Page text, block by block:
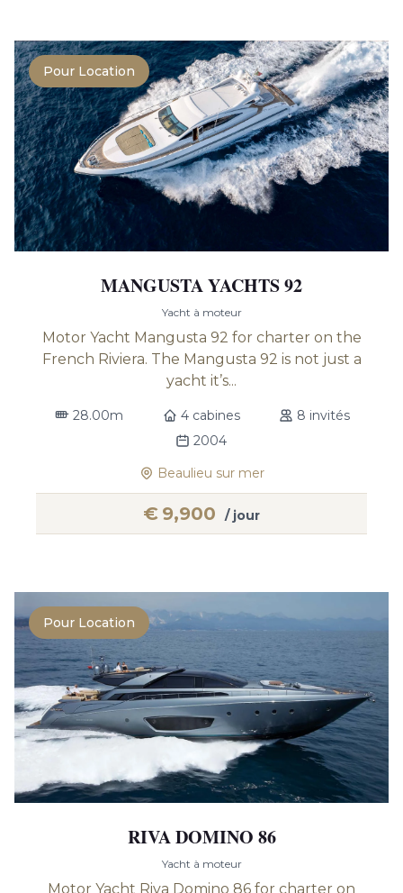
Pour Location
MANGUSTA YACHTS 92
Yacht à moteur
Motor Yacht Mangusta 92 for charter on the
French Riviera. The Mangusta 92 is not just a
yacht it’s...
28.00m 4 cabines
8 invités
2004
Beaulieu sur mer
€ 9,900 / jour
Pour Location
RIVA DOMINO 86
Yacht à moteur
Motor Yacht Riva Domino 86 for charter on